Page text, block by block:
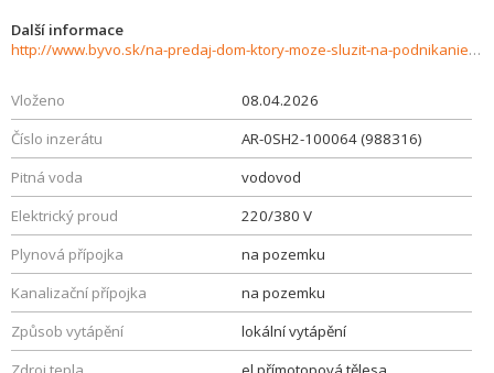
Další informace
http://www.byvo.sk/na-predaj-dom-ktory-moze-sluzit-na-podnikanie-alebo-byvanie-vo-vrakuni-988316
Vloženo
08.04.2026
Číslo inzerátu
AR-0SH2-100064 (988316)
Pitná voda
vodovod
Elektrický proud
220/380 V
Plynová přípojka
na pozemku
Kanalizační přípojka
na pozemku
Způsob vytápění
lokální vytápění